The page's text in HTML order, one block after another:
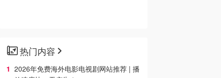
热门内容
2026年免费海外电影电视剧网站推荐 | 播